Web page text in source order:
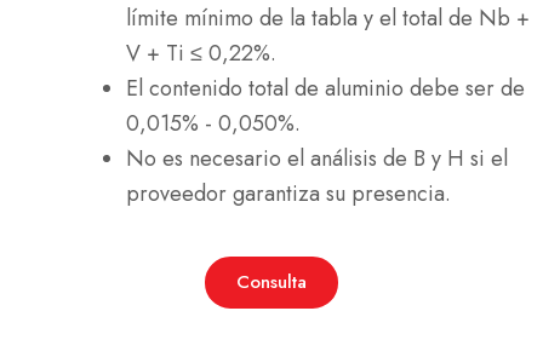
límite mínimo de la tabla y el total de Nb +
V + Ti ≤ 0,22%.
El contenido total de aluminio debe ser de
0,015% - 0,050%.
No es necesario el análisis de B y H si el
proveedor garantiza su presencia.
Consulta